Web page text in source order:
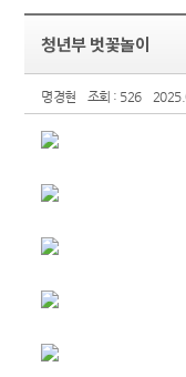
청년부 벗꽃놀이
명경현 조회 : 526